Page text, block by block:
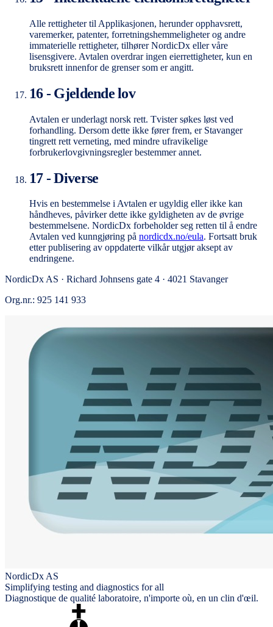
Alle rettigheter til Applikasjonen, herunder opphavsrett,
varemerker, patenter, forretningshemmeligheter og andre
immaterielle rettigheter, tilhører NordicDx eller våre
lisensgivere. Avtalen overdrar ingen eierrettigheter, kun en
bruksrett innenfor de grenser som er angitt.
16 - Gjeldende lov
Avtalen er underlagt norsk rett. Tvister søkes løst ved
forhandling. Dersom dette ikke fører frem, er Stavanger
tingrett rett verneting, med mindre ufravikelige
forbrukerlovgivningsregler bestemmer annet.
17 - Diverse
Hvis en bestemmelse i Avtalen er ugyldig eller ikke kan
håndheves, påvirker dette ikke gyldigheten av de øvrige
bestemmelsene. NordicDx forbeholder seg retten til å endre
Avtalen ved kunngjøring på nordicdx.no/eula. Fortsatt bruk
etter publisering av oppdaterte vilkår utgjør aksept av
endringene.
NordicDx AS · Richard Johnsens gate 4 · 4021 Stavanger
Org.nr.: 925 141 933
NordicDx AS
Simplifying testing and diagnostics for all
Diagnostique de qualité laboratoire, n'importe où, en un clin d'œil.